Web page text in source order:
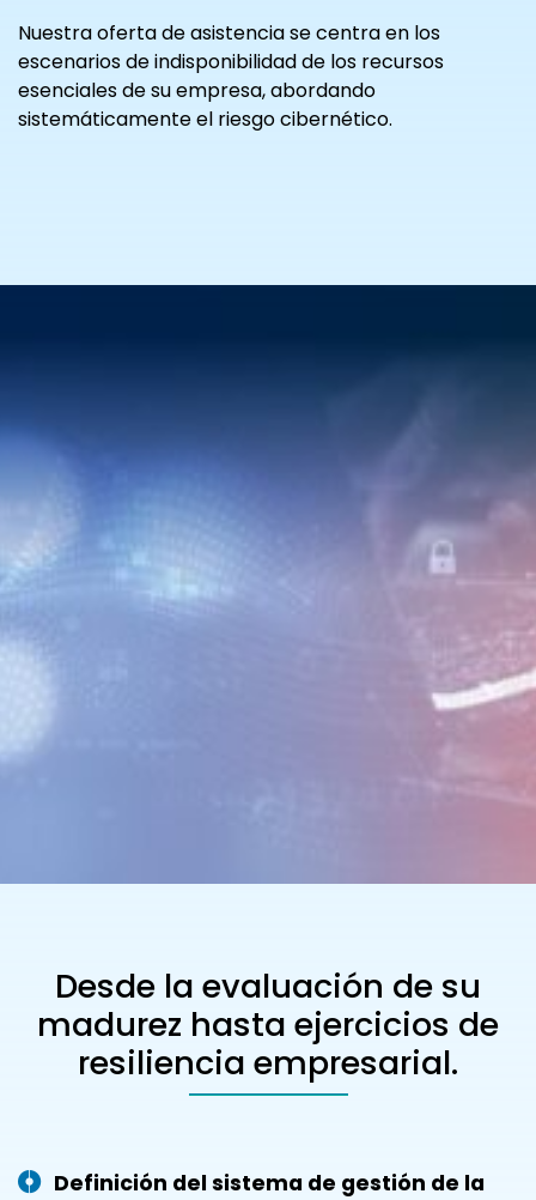
Nuestra oferta de asistencia se centra en los
escenarios de indisponibilidad de los recursos
esenciales de su empresa, abordando
sistemáticamente el riesgo cibernético.
Desde la evaluación de su
madurez hasta ejercicios de
resiliencia empresarial.
Definición del sistema de gestión de la